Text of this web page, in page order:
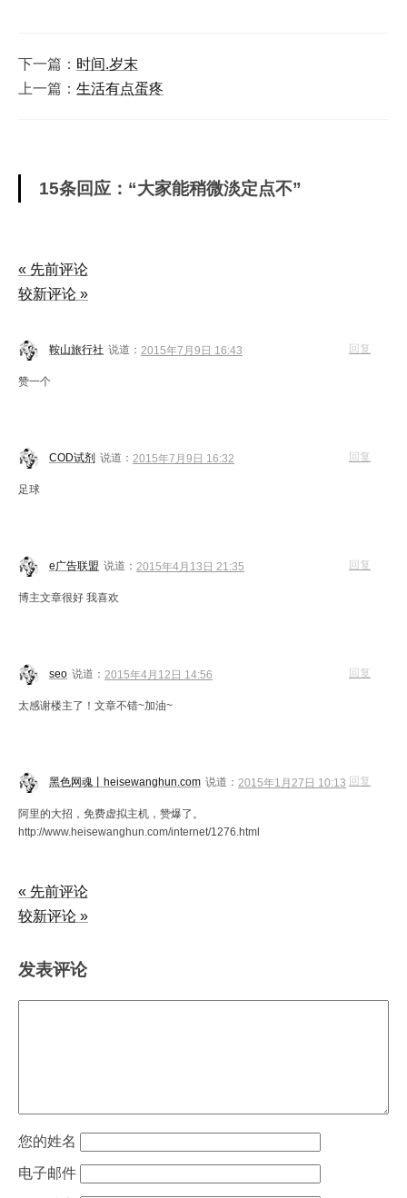
下一篇： 时间.岁末
上一篇： 生活有点蛋疼
15条回应：“大家能稍微淡定点不”
« 先前评论
较新评论 »
鞍山旅行社 说道： 2015年7月9日 16:43
赞一个
回复
COD试剂 说道： 2015年7月9日 16:32
足球
回复
e广告联盟 说道： 2015年4月13日 21:35
博主文章很好 我喜欢
回复
seo 说道： 2015年4月12日 14:56
太感谢楼主了！文章不错~加油~
回复
黑色网魂丨heisewanghun.com 说道： 2015年1月27日 10:13
阿里的大招，免费虚拟主机，赞爆了。
http://www.heisewanghun.com/internet/1276.html
回复
« 先前评论
较新评论 »
发表评论
姓名
电子邮件